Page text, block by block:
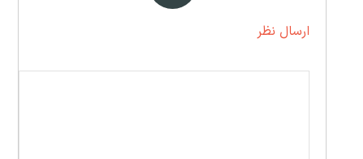
ارسال نظر